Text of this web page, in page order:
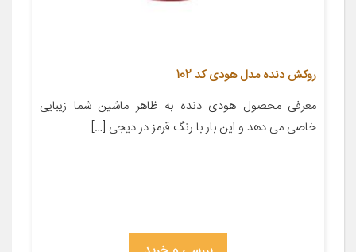
روکش دنده مدل هودی کد 102
معرفی محصول هودی دنده به ظاهر ماشین شما زیبایی
خاصی می دهد و این بار با رنگ قرمز در دیجی […]